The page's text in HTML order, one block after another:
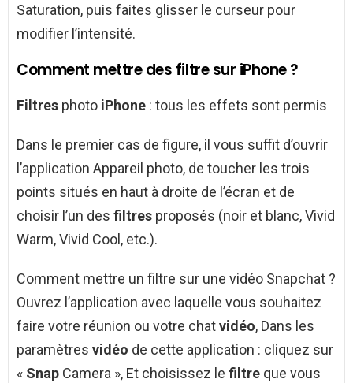
Saturation, puis faites glisser le curseur pour
modifier l’intensité.
Comment mettre des filtre sur iPhone ?
Filtres photo iPhone : tous les effets sont permis
Dans le premier cas de figure, il vous suffit d’ouvrir
l’application Appareil photo, de toucher les trois
points situés en haut à droite de l’écran et de
choisir l’un des filtres proposés (noir et blanc, Vivid
Warm, Vivid Cool, etc.).
Comment mettre un filtre sur une vidéo Snapchat ?
Ouvrez l’application avec laquelle vous souhaitez
faire votre réunion ou votre chatvidéo, Dans les
paramètres vidéo de cette application : cliquez sur
« Snap Camera », Et choisissez le filtre que vous